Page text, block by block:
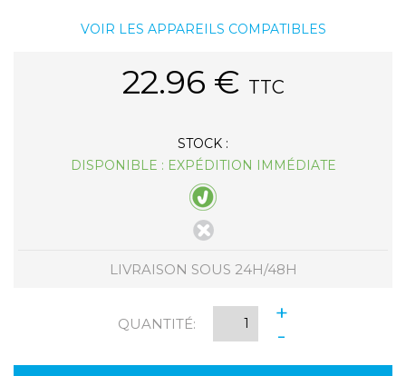
VOIR LES APPAREILS COMPATIBLES
22.96 € TTC
STOCK :
DISPONIBLE : EXPÉDITION IMMÉDIATE
LIVRAISON SOUS 24H/48H
QUANTITÉ:
+
-